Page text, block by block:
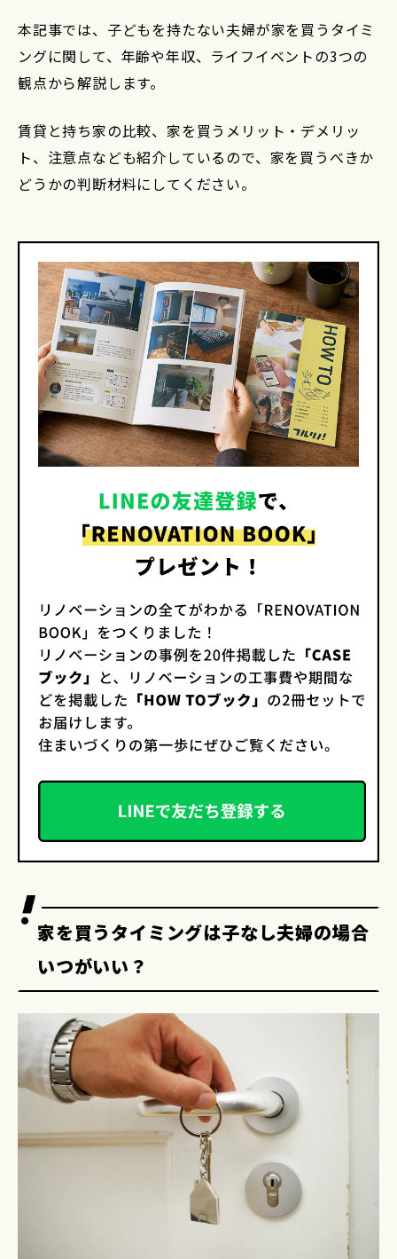
本記事では、子どもを持たない夫婦が家を買うタイミ
ングに関して、年齢や年収、ライフイベントの3つの
観点から解説します。
賃貸と持ち家の比較、家を買うメリット・デメリッ
ト、注意点なども紹介しているので、家を買うべきか
どうかの判断材料にしてください。
家を買うタイミングは子なし夫婦の場合
いつがいい？